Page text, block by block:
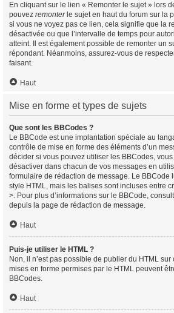
En cliquant sur le lien « Remonter le sujet » lors
pouvez remonterle sujet en haut du forum sur la
si vous ne voyez pas ce lien, cela signifie que la
désactivée ou que l’intervalle de temps pour
atteint. Il est également possible de remonter un
répondant. Néanmoins, assurez-vous de
faisant.
Haut
Mise en forme et types de sujets
Que sont les BBCodes ?
Le BBCode est une implantation spéciale au
contrôle de mise en forme des éléments d’un
décider si vous pouvez utiliser les BBCodes,
désactiver dans chacun de vos messages en
formulaire de rédaction de message. Le BBCode
style HTML, mais les balises sont incluses entre
>. Pour plus d’informations sur le BBCode,
depuis la page de rédaction de message.
Haut
Puis-je utiliser le HTML ?
Non, il n’est pas possible de publier du HTML
mises en forme permises par le HTML peuvent
BBCodes.
Haut